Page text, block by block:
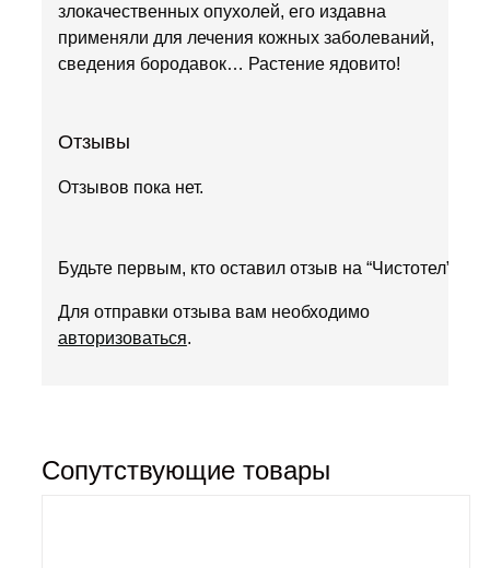
злокачественных опухолей, его издавна
применяли для лечения кожных заболеваний,
сведения бородавок… Растение ядовито!
Отзывы
Отзывов пока нет.
Будьте первым, кто оставил отзыв на “Чистотел”
Для отправки отзыва вам необходимо
авторизоваться.
Сопутствующие товары